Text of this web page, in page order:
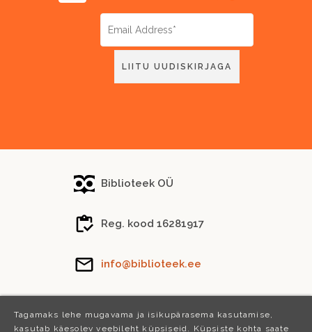
Biblioteek OÜ
Reg. kood 16281917
info@biblioteek.ee
Tagamaks lehe mugavama ja isikupärasema kasutamise,
kasutab käesolev veebileht küpsiseid. Küpsiste kohta saate